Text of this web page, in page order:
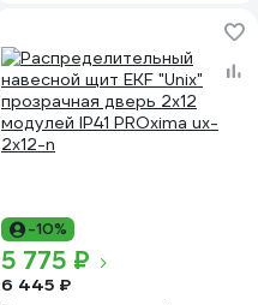
-10%
5 775 ₽
6 445 ₽